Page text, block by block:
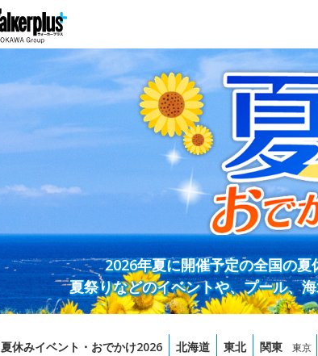
2026年夏に開催予定の全国の
夏祭りなどのイベントや、プール、
夏休みイベント・おでかけ2026 北海道 東北 関東 東京